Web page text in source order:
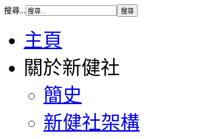
搜尋...
主頁
關於新健社
簡史
新健社架構